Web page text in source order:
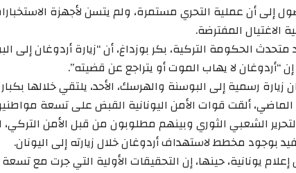
إلى أن عملية التحري مستمرة، ولم يتسن لأجهزة
الاغتيال المفترضة.
متحدث الحكومة التركية، بكر بوزداغ، أن “زيارة أردوغان
“أردوغان لا يهاب الموت أو يتراجع عن قضيته”.
زيارة رسمية إلى البوسنة والهرسك، الأحد، يلتقي خلالها
الماضي، ألقت قوات الأمن اليونانية القبض على تسعة مواطنين
الشعبي الثوري وبينهم مطلوبون من قبل الأمن
بوجود مخطط لاستهداف أردوغان خلال زيارته إلى اليونان.
يونانية، حينها، إن التحقيقات الأولية التي جرت مع